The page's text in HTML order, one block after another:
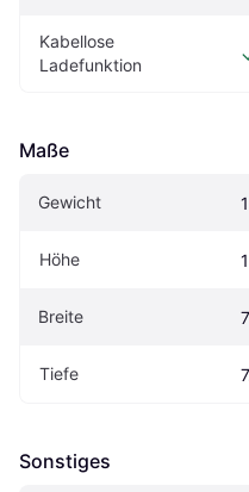
Kabellose
Ladefunktion
Maße
Gewicht
Höhe
Breite
Tiefe
Sonstiges